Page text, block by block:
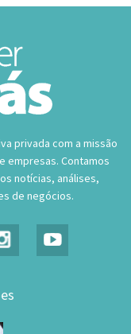
privada com a missão
empresas. Contamos
notícias, análises,
de negócios.